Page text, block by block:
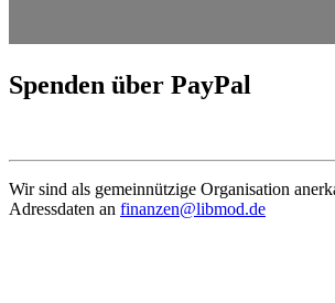
Spenden über PayPal
Wir sind als gemein­nützige Organi­sation
Adress­daten an finanzen@libmod.de